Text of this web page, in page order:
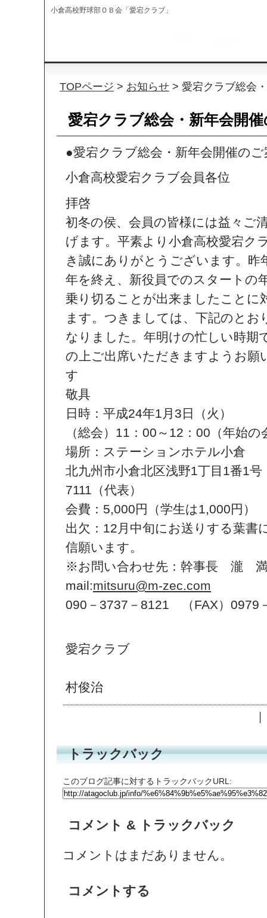
小倉高校野球部ＯＢ会「愛宕クラブ」
TOPページ > お知らせ > 愛宕クラブ総会
愛宕クラブ総会・新年会開
●愛宕クラブ総会・新年会開催の
小倉高校愛宕クラブ会員各位
拝啓
初冬の侯、会員の皆様には益々ご
げます。平素より小倉高校愛宕ク
き誠にありがとうございます。昨
年を終え、新役員でのスタートの
乗り切ることが出来ましたことに
ます。つきましては、下記のとお
なりました。年明けの忙しい時期
の上ご出席いただきますようお願
敬具
日時：平成24年1月3日（火）
（総会）11：00～12：00（年始
場所：ステーションホテル小倉
北九州市小倉北区浅野1丁目1番1
7111（代表）
会費：5,000円（学生は1,000円）
出欠：12月中旬にお送りする葉書
信願います。
※お問い合わせ先：幹事長 瀧
mail:mitsuru@m-zec.com
090－3737－8121 （FAX）0979
愛宕クラブ
村俊治
|
トラックバック
このブログ記事に対するトラックバックURL:
コメント & トラックバック
コメントはまだありません。
コメントする